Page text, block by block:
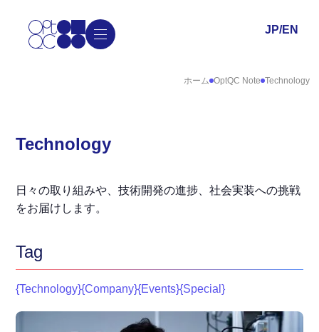
JP/EN
ホーム OptQC Note Technology
Technology
日々の取り組みや、技術開発の進捗、社会実装への挑戦
をお届けします。
Tag
{Technology}{Company}{Events}{Special}